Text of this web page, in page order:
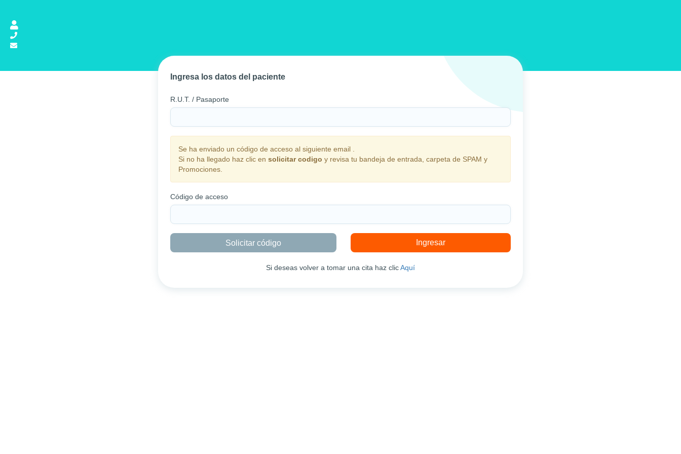
Ingresa los datos del paciente
R.U.T. / Pasaporte
Se ha enviado un código de acceso al siguiente email
Si no ha llegado haz clic en solicitar codigo y revisa tu bandeja de entrada, carpeta de SPAM y
Promociones.
Código de acceso
Si deseas volver a tomar una cita haz clicAquí